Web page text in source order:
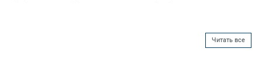
Читать все